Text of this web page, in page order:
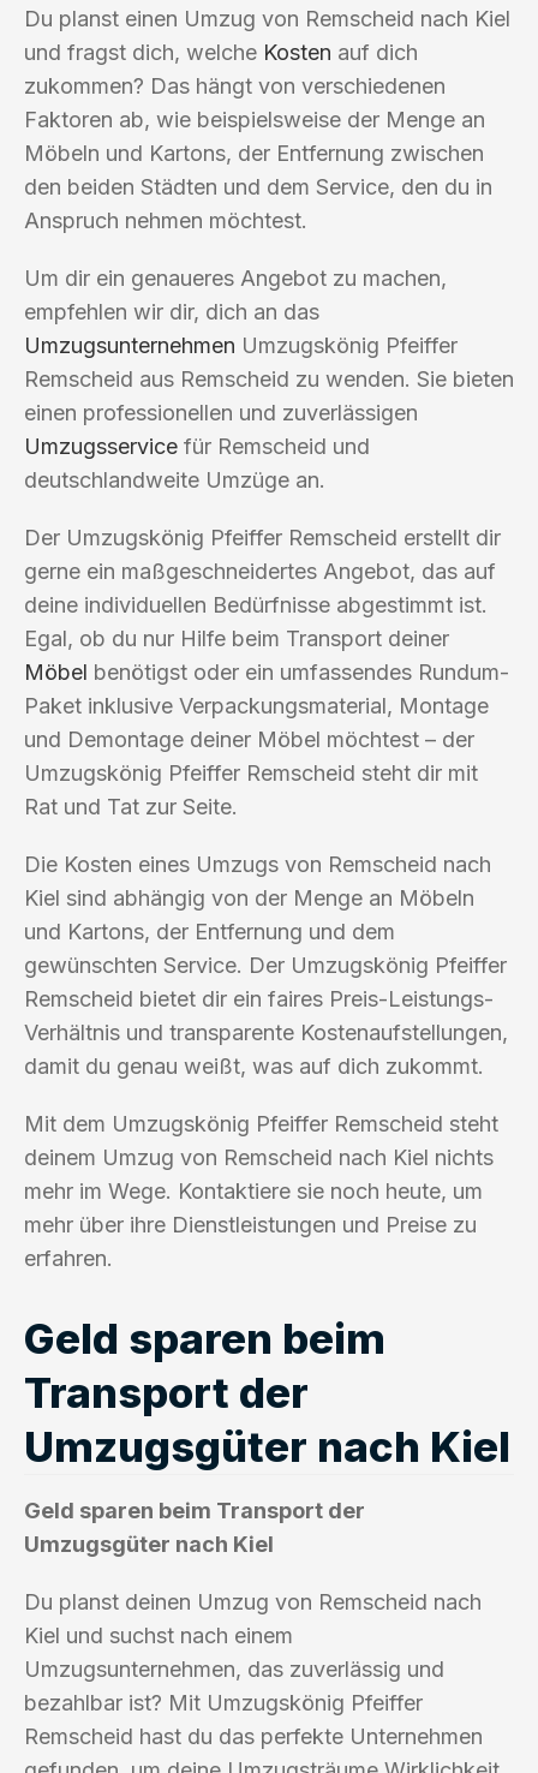
Du planst einen Umzug von Remscheid nach Kiel
und fragst dich, welche Kosten auf dich
zukommen? Das hängt von verschiedenen
Faktoren ab, wie beispielsweise der Menge an
Möbeln und Kartons, der Entfernung zwischen
den beiden Städten und dem Service, den du in
Anspruch nehmen möchtest.
Um dir ein genaueres Angebot zu machen,
empfehlen wir dir, dich an das
Umzugsunternehmen Umzugskönig Pfeiffer
Remscheid aus Remscheid zu wenden. Sie bieten
einen professionellen und zuverlässigen
Umzugsservice für Remscheid und
deutschlandweite Umzüge an.
Der Umzugskönig Pfeiffer Remscheid erstellt dir
gerne ein maßgeschneidertes Angebot, das auf
deine individuellen Bedürfnisse abgestimmt ist.
Egal, ob du nur Hilfe beim Transport deiner
Möbel benötigst oder ein umfassendes Rundum-
Paket inklusive Verpackungsmaterial, Montage
und Demontage deiner Möbel möchtest – der
Umzugskönig Pfeiffer Remscheid steht dir mit
Rat und Tat zur Seite.
Die Kosten eines Umzugs von Remscheid nach
Kiel sind abhängig von der Menge an Möbeln
und Kartons, der Entfernung und dem
gewünschten Service. Der Umzugskönig Pfeiffer
Remscheid bietet dir ein faires Preis-Leistungs-
Verhältnis und transparente Kostenaufstellungen,
damit du genau weißt, was auf dich zukommt.
Mit dem Umzugskönig Pfeiffer Remscheid steht
deinem Umzug von Remscheid nach Kiel nichts
mehr im Wege. Kontaktiere sie noch heute, um
mehr über ihre Dienstleistungen und Preise zu
erfahren.
Geld sparen beim
Transport der
Umzugsgüter nach Kiel
Geld sparen beim Transport der
Umzugsgüter nach Kiel
Du planst deinen Umzug von Remscheid nach
Kiel und suchst nach einem
Umzugsunternehmen, das zuverlässig und
bezahlbar ist? Mit Umzugskönig Pfeiffer
Remscheid hast du das perfekte Unternehmen